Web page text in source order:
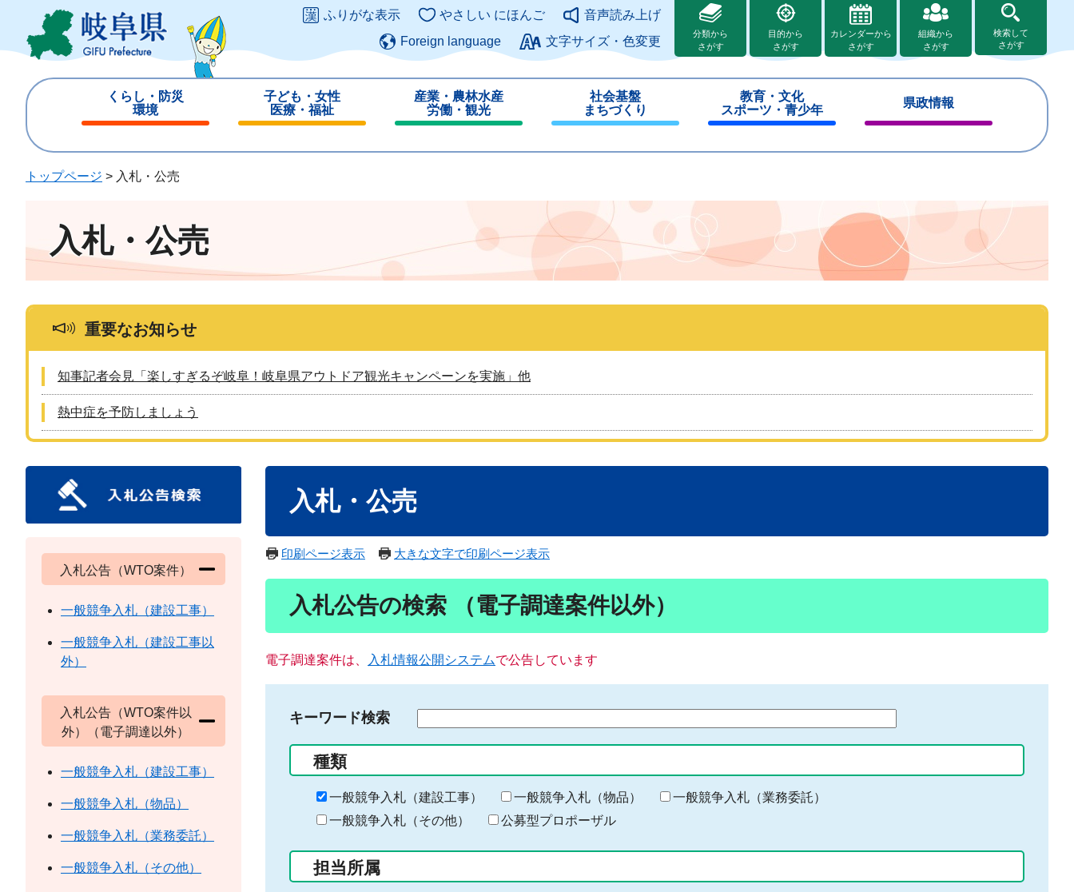
ジ
ュ
このページの本文へ
ふりがな表示 やさしい にほんご
音声読み上げ
Foreign language
文字サイズ・色変更
分類から
さがす
目的から
さがす
カレンダーから
さがす
組織から
さがす
検索して
さがす
くらし・防災
環境
じ
子ども・女性
医療・福祉
じ
産業・農林水産
労働・観光
じ
社会基盤
まちづくり
じ
教育・文化
スポーツ・青少年
じ
県政情報
じ
トップページ > 入札・公売
入札・公売
重要なお知らせ
知事記者会見「楽しすぎるぞ岐阜！岐阜県アウトドア観光キャンペーンを実施」他
熱中症を予防しましょう
入札・公売
印刷ページ表示 大きな文字で印刷ページ表示
入札公告の検索 （電子調達案件以外）
電子調達案件は、 入札情報公開システムで公告しています
キーワード検索
る
キ
ー
ー
種類
一般競争入札（建設工事） 一般競争入札（物品）
一般競争入札（業務委託）
一般競争入札（その他）
公募型プロポーザル
担当所属
入札公告（WTO案件）
一般競争入札（建設工事）
一般競争入札（建設工事以
外）
入札公告（WTO案件以
外）（電子調達以外）
一般競争入札（建設工事）
一般競争入札（物品）
一般競争入札（業務委託）
一般競争入札（その他）